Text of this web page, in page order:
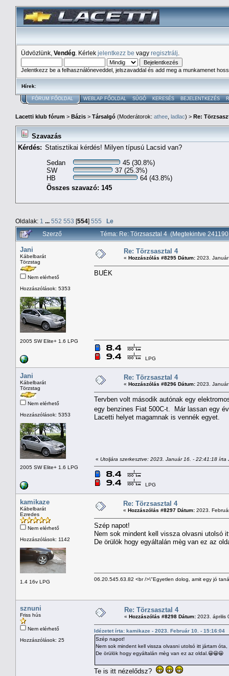
Üdvözlünk, Vendég . Kérlek jelentkezz be vagy regisztrálj
Jelentkezz be a felhasználóneveddel, jelszavaddal és add meg a munkamenet
Hírek:
FÓRUM FŐOLDAL WEBLAP FŐOLDAL SÚGÓ KERESÉS BEJELENTKEZÉS
Lacetti klub fórum > Bázis > Társalgó (Moderátorok: athee ladlac) > Re:
Szavazás
Kérdés: Statisztikai kérdés! Milyen típusú Lacsid van?
Sedan
45 (30.8%)
SW
37 (25.3%)
HB
64 (43.8%)
Összes szavazó: 145
Oldalak: 1 ... 552 553 [554] 555
Le
Szerző
Téma: Re: Törzsasztal 4 (Megtekintve
Jani
Kábelbarát
Törzstag
Nem elérhető
Hozzászólások: 5353
2005 SW Elite+ 1.6 LPG
Re: Törzsasztal 4
« Hozzászólás #8295 Dátum: 2023.
BUÉK
LPG
Jani
Kábelbarát
Törzstag
Nem elérhető
Hozzászólások: 5353
2005 SW Elite+ 1.6 LPG
Re: Törzsasztal 4
« Hozzászólás #8296 Dátum: 2023.
Tervben volt második autónak egy
egy benzines Fiat 500C-t. Már lassan egy
Lacetti helyet magamnak is vennék egyet.
« Utoljára szerkesztve: 2023. Január 16. - 22:41:18 írta
LPG
kamikaze
Kábelbarát
Ezredes
Nem elérhető
Hozzászólások: 1142
1.4 16v LPG
Re: Törzsasztal 4
« Hozzászólás #8297 Dátum: 2023.
Szép napot!
Nem sok mindent kell vissza olvasni utolsó
De örülök hogy egyáltalán mèg van ez az
06.20.545.63.82 <br />\"Egyetlen dolog, amit egy jó
sznuni
Friss hús
Nem elérhető
Hozzászólások: 25
Re: Törzsasztal 4
« Hozzászólás #8298 Dátum: 2023. április
Idézetet írta: kamikaze - 2023. Február 10. - 15:16:04
Szép napot!
Nem sok mindent kell vissza olvasni utolsó itt jártam óta,
De örülök hogy egyáltalán mèg van ez az oldal.😀😀😀
Te is itt nézelődsz?